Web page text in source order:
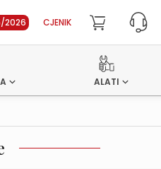
2026 CJENIK
ALATI